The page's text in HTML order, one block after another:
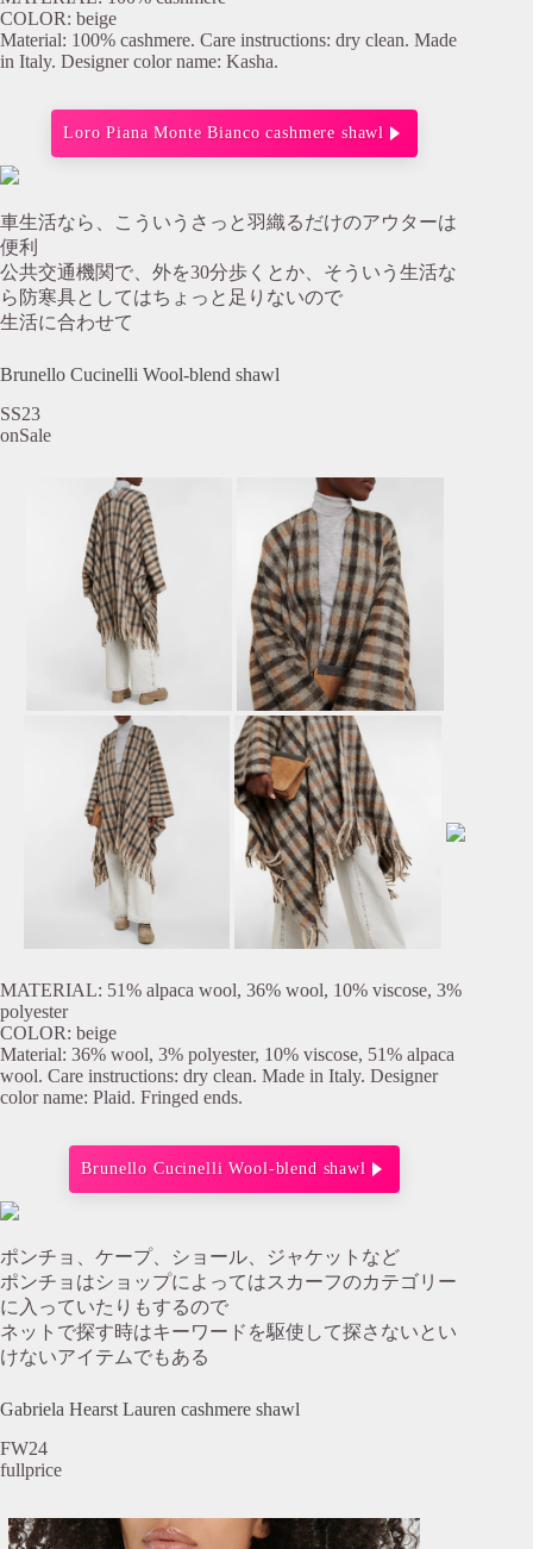
COLOR: beige
Material: 100% cashmere. Care instructions: dry clean. Made
in Italy. Designer color name: Kasha.
Loro Piana Monte Bianco cashmere shawl
車生活なら、こういうさっと羽織るだけのアウターは
便利
公共交通機関で、外を30分歩くとか、そういう生活な
ら防寒具としてはちょっと足りないので
生活に合わせて
Brunello Cucinelli Wool-blend shawl
SS23
onSale
MATERIAL: 51% alpaca wool, 36% wool, 10% viscose, 3%
polyester
COLOR: beige
Material: 36% wool, 3% polyester, 10% viscose, 51% alpaca
wool. Care instructions: dry clean. Made in Italy. Designer
color name: Plaid. Fringed ends.
Brunello Cucinelli Wool-blend shawl
ポンチョ、ケープ、ショール、ジャケットなど
ポンチョはショップによってはスカーフのカテゴリー
に入っていたりもするので
ネットで探す時はキーワードを駆使して探さないとい
けないアイテムでもある
Gabriela Hearst Lauren cashmere shawl
FW24
fullprice